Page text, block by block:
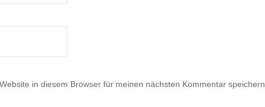
in diesem Browser für meinen nächsten Kommentar speichern.